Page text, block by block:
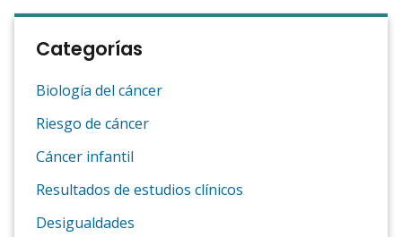
Categorías
Biología del cáncer
Riesgo de cáncer
Cáncer infantil
Resultados de estudios clínicos
Desigualdades